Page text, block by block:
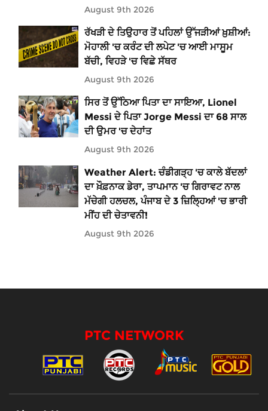
August 9th 2026
ਰੱਖੜੀ ਦੇ ਤਿਉਹਾਰ ਤੋਂ ਪਹਿਲਾਂ ਉੱਜੜੀਆਂ ਖ਼ੁਸ਼ੀਆਂ:
ਮੋਹਾਲੀ 'ਚ ਕਰੰਟ ਦੀ ਲਪੇਟ 'ਚ ਆਈ ਮਾਸੂਮ
ਬੱਚੀ, ਵਿਹੜੇ 'ਚ ਵਿਛੇ ਸੱਥਰ
August 9th 2026
ਸਿਰ ਤੋਂ ਉੱਠਿਆ ਪਿਤਾ ਦਾ ਸਾਇਆ, Lionel
Messi ਦੇ ਪਿਤਾ Jorge Messi ਦਾ 68 ਸਾਲ
ਦੀ ਉਮਰ 'ਚ ਦੇਹਾਂਤ
August 9th 2026
Weather Alert: ਚੰਡੀਗੜ੍ਹ 'ਚ ਕਾਲੇ ਬੱਦਲਾਂ
ਦਾ ਖ਼ੌਫ਼ਨਾਕ ਡੇਰਾ, ਤਾਪਮਾਨ 'ਚ ਗਿਰਾਵਟ ਨਾਲ
ਮੱਚੇਗੀ ਹਲਚਲ, ਪੰਜਾਬ ਦੇ 3 ਜ਼ਿਲ੍ਹਿਆਂ 'ਚ ਭਾਰੀ
ਮੀਂਹ ਦੀ ਚੇਤਾਵਨੀ!
August 9th 2026
PTC NETWORK